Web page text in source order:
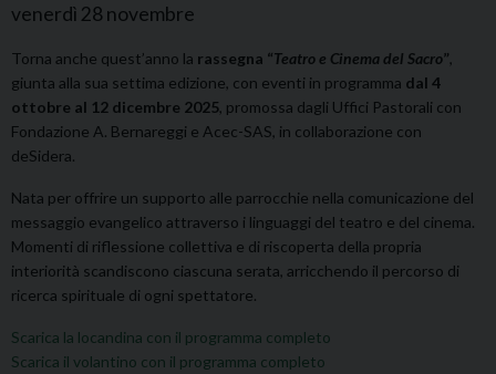
venerdì 28 novembre
Torna anche quest’anno la rassegna “Teatro e Cinema del Sacro”
giunta alla sua settima edizione, con eventi in programma dal 4
ottobre al 12 dicembre 2025 , promossa dagli Uffici Pastorali con
Fondazione A. Bernareggi e Acec-SAS, in collaborazione con
deSidera.
Nata per offrire un supporto alle parrocchie nella comunicazione del
messaggio evangelico attraverso i linguaggi del teatro e del cinema.
Momenti di riflessione collettiva e di riscoperta della propria
interiorità scandiscono ciascuna serata, arricchendo il percorso di
ricerca spirituale di ogni spettatore.
Scarica la locandina con il programma completo
Scarica il volantino con il programma completo